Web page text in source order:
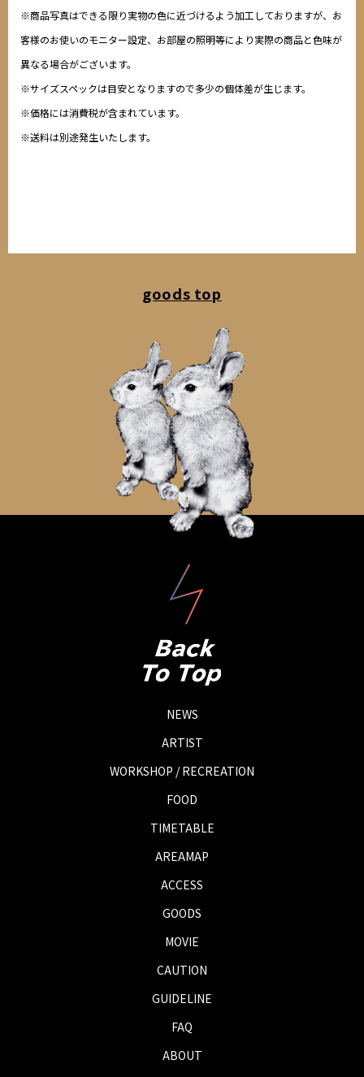
※商品写真はできる限り実物の色に近づけるよう加工しておりますが、お
客様のお使いのモニター設定、お部屋の照明等により実際の商品と色味が
異なる場合がございます。
※サイズスペックは目安となりますので多少の個体差が生じます。
※価格には消費税が含まれています。
※送料は別途発生いたします。
goods top
NEWS
ARTIST
WORKSHOP / RECREATION
FOOD
TIMETABLE
AREAMAP
ACCESS
GOODS
MOVIE
CAUTION
GUIDELINE
FAQ
ABOUT